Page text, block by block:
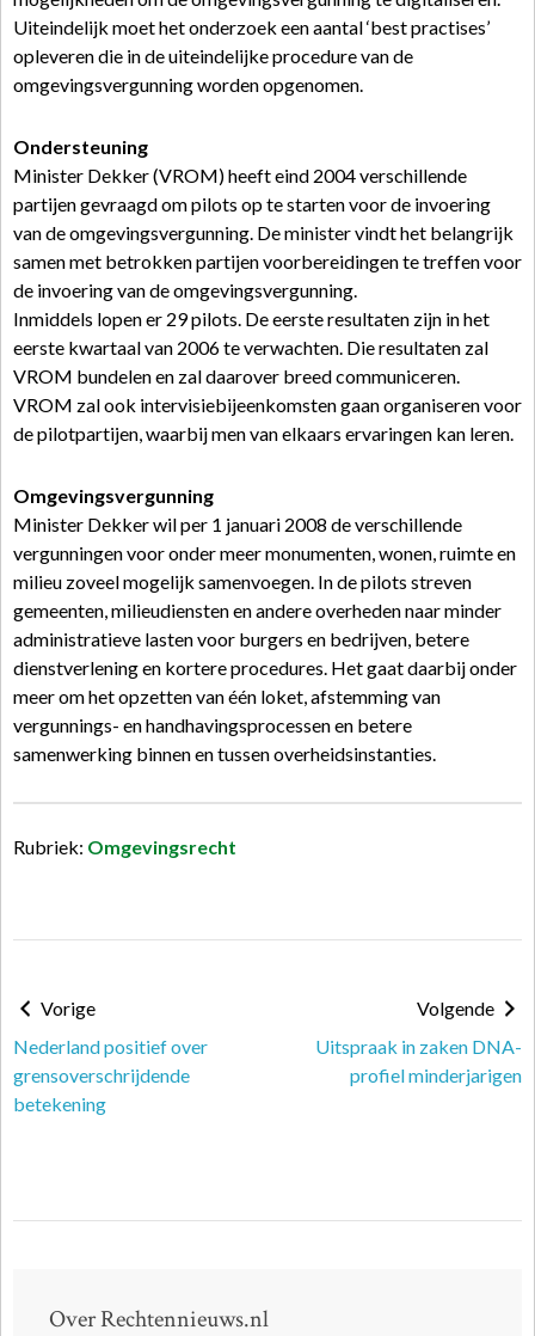
Uiteindelijk moet het onderzoek een aantal ‘best practises’
opleveren die in de uiteindelijke procedure van de
omgevingsvergunning worden opgenomen.
Ondersteuning
Minister Dekker (VROM) heeft eind 2004 verschillende
partijen gevraagd om pilots op te starten voor de invoering
van de omgevingsvergunning. De minister vindt het belangrijk
samen met betrokken partijen voorbereidingen te treffen voor
de invoering van de omgevingsvergunning.
Inmiddels lopen er 29 pilots. De eerste resultaten zijn in het
eerste kwartaal van 2006 te verwachten. Die resultaten zal
VROM bundelen en zal daarover breed communiceren.
VROM zal ook intervisiebijeenkomsten gaan organiseren voor
de pilotpartijen, waarbij men van elkaars ervaringen kan leren.
Omgevingsvergunning
Minister Dekker wil per 1 januari 2008 de verschillende
vergunningen voor onder meer monumenten, wonen, ruimte en
milieu zoveel mogelijk samenvoegen. In de pilots streven
gemeenten, milieudiensten en andere overheden naar minder
administratieve lasten voor burgers en bedrijven, betere
dienstverlening en kortere procedures. Het gaat daarbij onder
meer om het opzetten van één loket, afstemming van
vergunnings- en handhavingsprocessen en betere
samenwerking binnen en tussen overheidsinstanties.
Rubriek: Omgevingsrecht
Vorige
Nederland positief over
grensoverschrijdende
betekening
Volgende
Uitspraak in zaken DNA-
profiel minderjarigen
Over Rechtennieuws.nl